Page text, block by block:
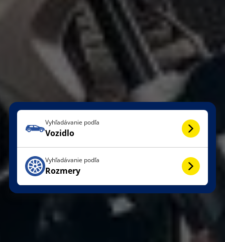
Vyhľadávanie podľa
Vozidlo
Vyhľadávanie podľa
Rozmery